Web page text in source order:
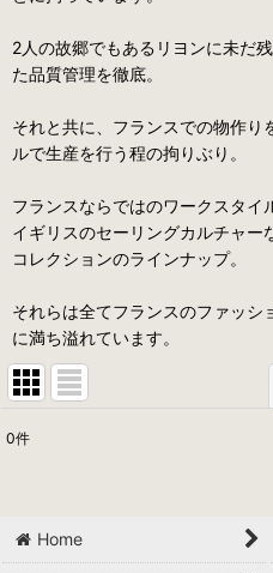
2人の故郷でもあるリヨンに未だ
た品質管理を徹底。
それと共に、フランスでの物作り
ルで生産を行う程の拘りぶり。
フランスならではのワークスタイ
イギリスのセーリングカルチャー
コレクションのラインナップ。
それらは全てフランスのファッ
に満ち溢れています。
0件
Home